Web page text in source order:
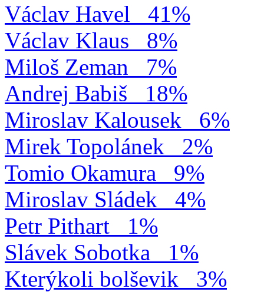
Václav Havel
41%
Václav Klaus
8%
Miloš Zeman
7%
Andrej Babiš
18%
Miroslav Kalousek
6%
Mirek Topolánek
2%
Tomio Okamura
9%
Miroslav Sládek
4%
Petr Pithart
1%
Slávek Sobotka
1%
Kterýkoli bolševik
3%